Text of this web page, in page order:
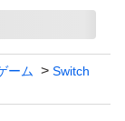
ーム
Switch